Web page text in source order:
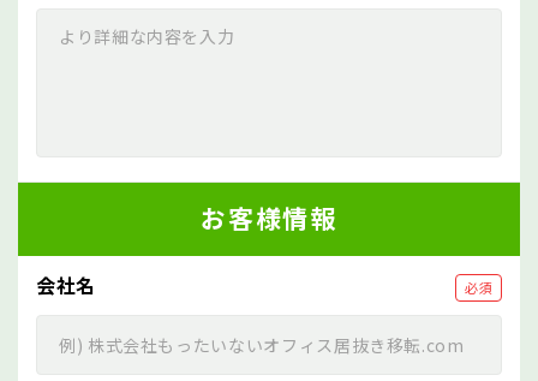
お客様情報
会社名 必須